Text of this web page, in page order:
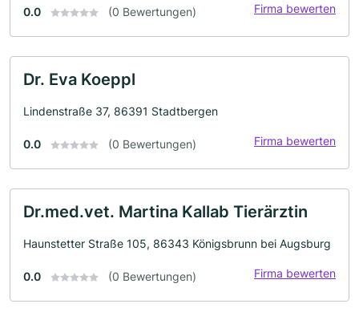
0.0 (0 Bewertungen) Firma bewerten
Dr. Eva Koeppl
Lindenstraße 37, 86391 Stadtbergen
0.0 (0 Bewertungen) Firma bewerten
Dr.med.vet. Martina Kallab Tierärztin
Haunstetter Straße 105, 86343 Königsbrunn bei Augsburg
0.0 (0 Bewertungen) Firma bewerten